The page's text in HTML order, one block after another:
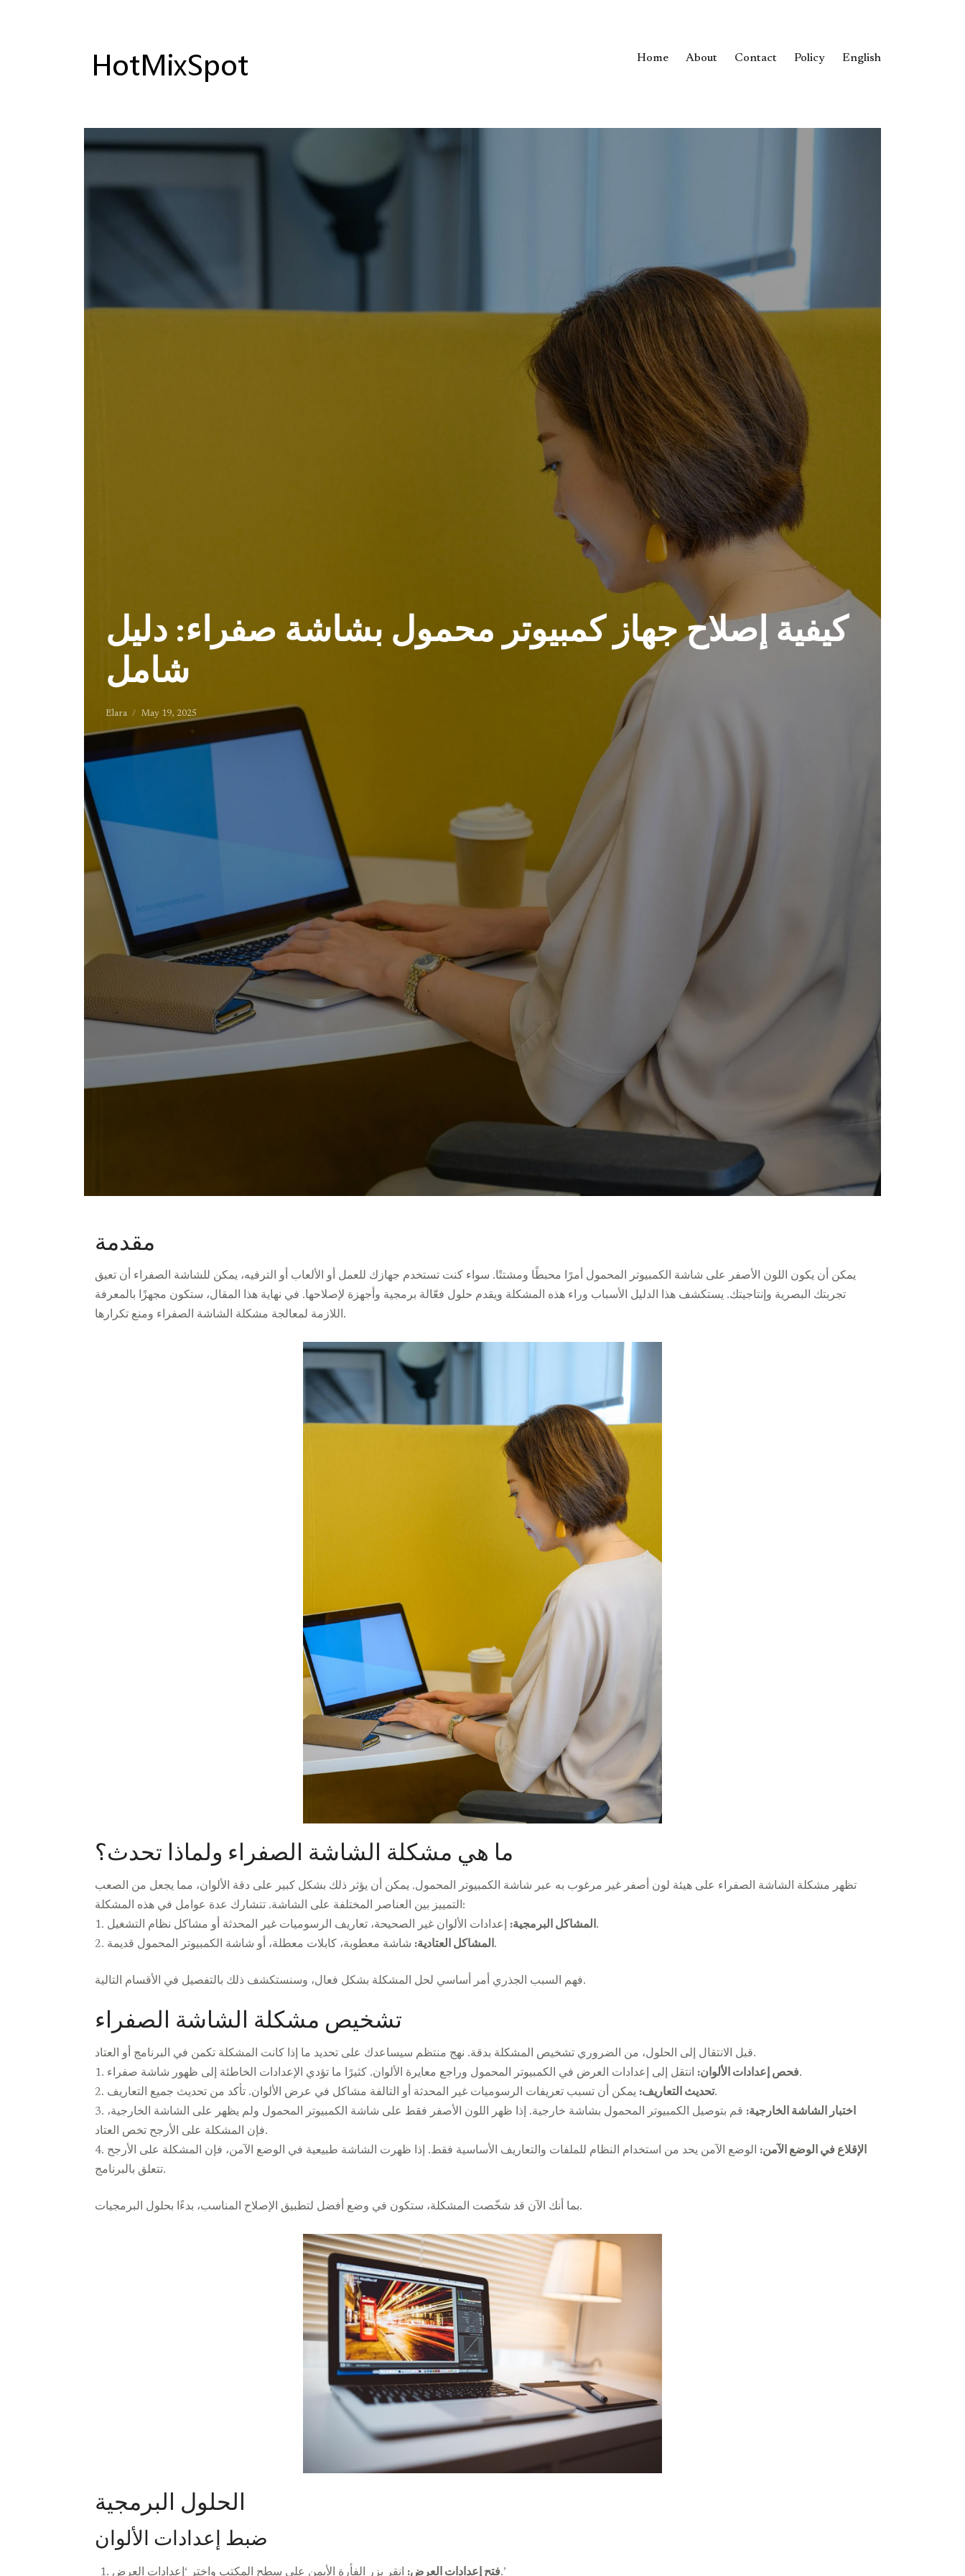
Home About Contact Policy English
كيفية إصلاح جهاز كمبيوتر محمول بشاشة صفراء: دليل
شامل
Elara May 19, 2025
مقدمة
يمكن أن يكون اللون الأصفر على شاشة الكمبيوتر المحمول أمرًا محبطًا ومشتتًا. سواء كنت تستخدم جهازك للعمل أو الألعاب أو الترفيه، يمكن للشاشة الصفراء أن تعيق
تجربتك البصرية وإنتاجيتك. يستكشف هذا الدليل الأسباب وراء هذه المشكلة ويقدم حلول فعّالة برمجية وأجهزة لإصلاحها. في نهاية هذا المقال، ستكون مجهزًا بالمعرفة
اللازمة لمعالجة مشكلة الشاشة الصفراء ومنع تكرارها.
ما هي مشكلة الشاشة الصفراء ولماذا تحدث؟
تظهر مشكلة الشاشة الصفراء على هيئة لون أصفر غير مرغوب به عبر شاشة الكمبيوتر المحمول. يمكن أن يؤثر ذلك بشكل كبير على دقة الألوان، مما يجعل من الصعب
التمييز بين العناصر المختلفة على الشاشة. تتشارك عدة عوامل في هذه المشكلة:
1.
المشاكل البرمجية: إعدادات الألوان غير الصحيحة، تعاريف الرسوميات غير المحدثة أو مشاكل نظام التشغيل.
2.
المشاكل العتادية: شاشة معطوبة، كابلات معطلة، أو شاشة الكمبيوتر المحمول قديمة.
فهم السبب الجذري أمر أساسي لحل المشكلة بشكل فعال، وسنستكشف ذلك بالتفصيل في الأقسام التالية.
تشخيص مشكلة الشاشة الصفراء
قبل الانتقال إلى الحلول، من الضروري تشخيص المشكلة بدقة. نهج منتظم سيساعدك على تحديد ما إذا كانت المشكلة تكمن في البرنامج أو العتاد.
1.
فحص إعدادات الألوان:انتقل إلى إعدادات العرض في الكمبيوتر المحمول وراجع معايرة الألوان. كثيرًا ما تؤدي الإعدادات الخاطئة إلى ظهور شاشة صفراء.
2.
تحديث التعاريف:يمكن أن تسبب تعريفات الرسوميات غير المحدثة أو التالفة مشاكل في عرض الألوان. تأكد من تحديث جميع التعاريف.
3.
اختبار الشاشة الخارجية: قم بتوصيل الكمبيوتر المحمول بشاشة خارجية. إذا ظهر اللون الأصفر فقط على شاشة الكمبيوتر المحمول ولم يظهر على الشاشة الخارجية،
فإن المشكلة على الأرجح تخص العتاد.
4.
الإقلاع في الوضع الآمن: الوضع الآمن يحد من استخدام النظام للملفات والتعاريف الأساسية فقط. إذا ظهرت الشاشة طبيعية في الوضع الآمن، فإن المشكلة على الأرجح
تتعلق بالبرنامج.
بما أنك الآن قد شخّصت المشكلة، ستكون في وضع أفضل لتطبيق الإصلاح المناسب، بدءًا بحلول البرمجيات.
الحلول البرمجية
ضبط إعدادات الألوان
فتح إعدادات العرض:انقر بزر الفأرة الأيمن على سطح المكتب واختر ‘إعدادات العرض.’